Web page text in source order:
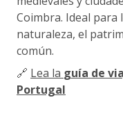
Coimbra. Ideal
naturaleza, el
común.
🔗 Lea la guía de
Portugal